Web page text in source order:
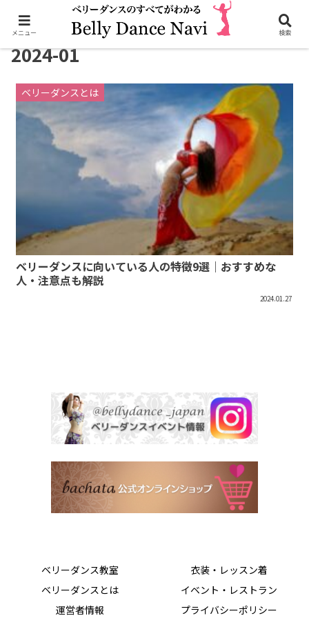
2024-01
ベリーダンスとは
ベリーダンスに向いている人の特徴9選｜おすすめな
人・注意点も解説
2024.01.27
ベリーダンス教室
衣装・レッスン着
ベリーダンスとは
イベント・レストラン
運営者情報
プライバシーポリシー
メニュー 検索